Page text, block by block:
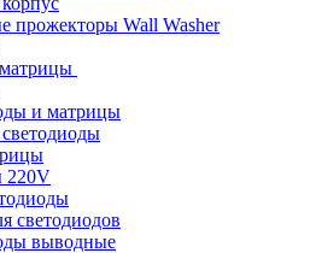
прожекторы Wall Washer
и матрицы
220V
светодиодов
выводные